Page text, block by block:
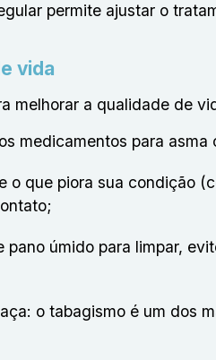
permite ajustar o
vida
melhorar a qualidade de
medicamentos para
o que piora sua condição
pano úmido para limpar,
o tabagismo é um dos